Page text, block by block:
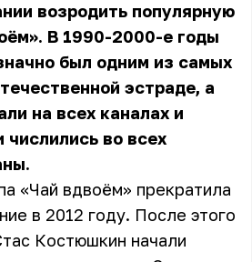
возродить популярную
В 1990-2000-е годы
был одним из самых
эстраде, а
на всех каналах и
числились во всех
«Чай вдвоём» прекратила
в 2012 году. После этого
Костюшкин начали